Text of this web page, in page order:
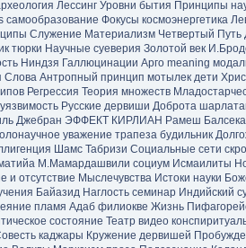
Лессинг Уровни бытия Принципы
самообразование Фокусы космоэнергетика
Служение Материализм Четвертый Путь
тюрки Научные суеверия Золотой век
Ниндзя Галлюцинации Арго meaning
Слова Антропный принцип мотылек дети
Регрессия Теория множеств
Русские дервиши Доброта
Джебран ЭФФЕКТ КИРЛИАН Рамеш
уважение трапеза будильник
Шамс Табризи Социальные сети
М.Мамардашвили социум Исмаилиты
и отсутствие Мыслечувства Истоки науки
Байазид Наглость семинар Индийский
пламя Адаб филиокве Жизнь
состояние Театр видео
каджары Кружение дервишей